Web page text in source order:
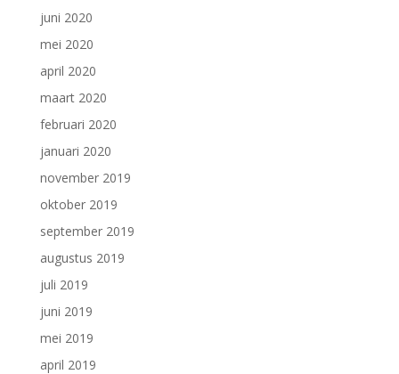
juni 2020
mei 2020
april 2020
maart 2020
februari 2020
januari 2020
november 2019
oktober 2019
september 2019
augustus 2019
juli 2019
juni 2019
mei 2019
april 2019